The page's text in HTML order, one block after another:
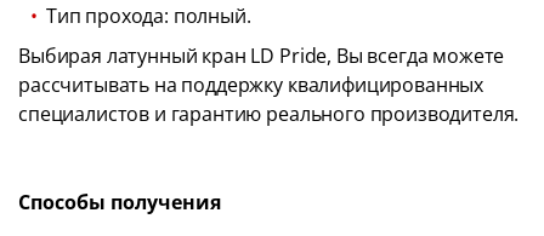
Тип прохода: полный.
Выбирая латунный кран LD Pride, Вы всегда можете
рассчитывать на поддержку квалифицированных
специалистов и гарантию реального производителя.
Способы получения